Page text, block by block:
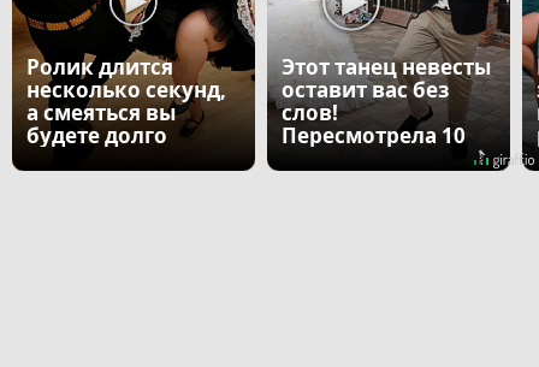
Ролик длится
несколько секунд,
а смеяться вы
будете долго
Этот танец невесты
оставит вас без
слов!
Пересмотрела 10